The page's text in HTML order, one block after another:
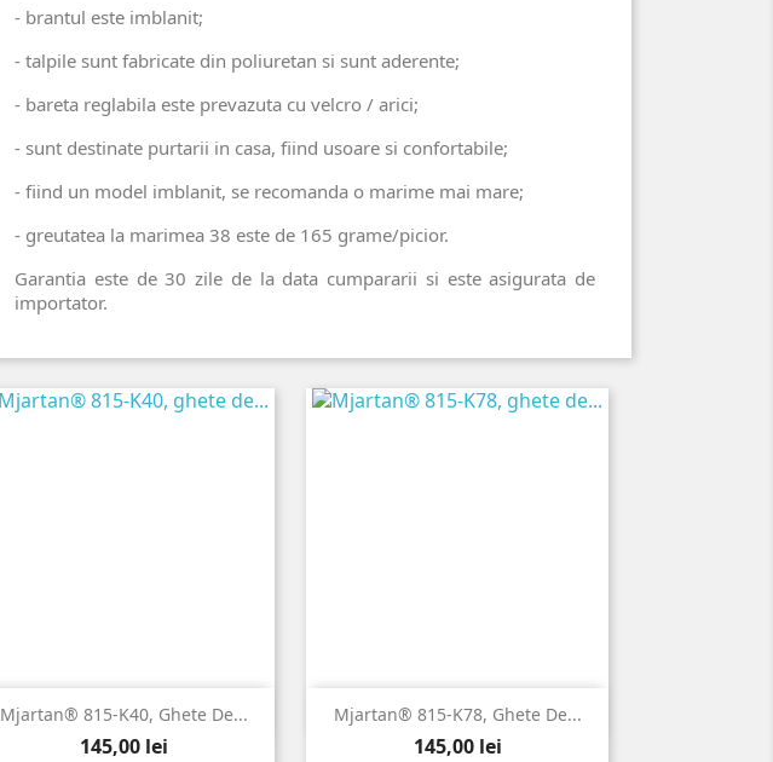
- brantul este imblanit;
- talpile sunt fabricate din poliuretan si sunt aderente;
- bareta reglabila este prevazuta cu velcro / arici;
- sunt destinate purtarii in casa, fiind usoare si confortabile;
- fiind un model imblanit, se recomanda o marime mai mare;
- greutatea la marimea 38 este de 165 grame/picior.
Garantia este de 30 zile de la data cumpararii si este asigurata de
importator.
Mjartan® 815-K40, Ghete De...
Pret
145,00 lei
 Vizualizare rapida Mjartan® 815-K78, Ghete De...
Pret
145,00 lei
 Vizualizare rapida